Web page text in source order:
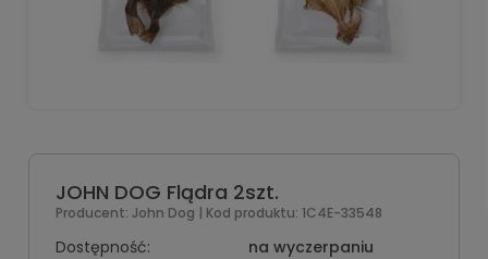
JOHN DOG Flądra 2szt.
Producent: John Dog | Kod produktu: 1C4E-33548
Dostępność:
na wyczerpaniu